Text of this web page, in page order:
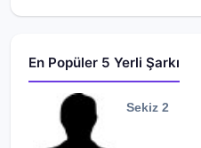
En Popüler 5 Yerli Şarkı
Sekiz 2